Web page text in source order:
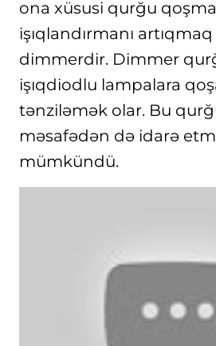
ona xüsusi qurğu
işıqlandırmanı
dimmerdir. Dimmer
işıqdiodlu lampalara
tənziləmək olar. Bu
məsafədən də idarə
mümkündü.